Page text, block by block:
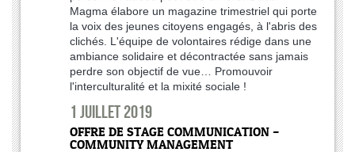
Magma élabore un magazine trimestriel qui porte
la voix des jeunes citoyens engagés, à l'abris des
clichés. L'équipe de volontaires rédige dans une
ambiance solidaire et décontractée sans jamais
perdre son objectif de vue… Promouvoir
l'interculturalité et la mixité sociale !
1 juillet 2019
OFFRE DE STAGE COMMUNICATION –
COMMUNITY MANAGEMENT